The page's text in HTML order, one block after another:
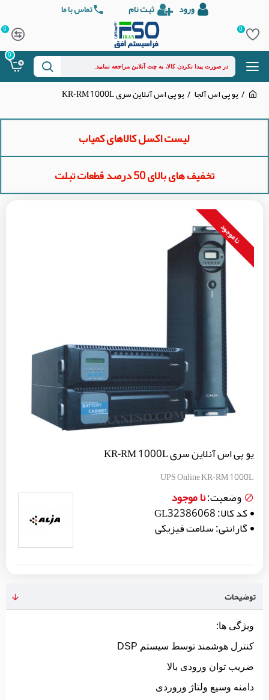
ورود ثبت نام تماس با ما
0
0
0
یو پی اس آلجا یو پی اس آنلاین سری KR-RM 1000L
لیست اکسل کالاهای کمیاب
تخفیف های بالای 50 درصد قطعات تبلت
نا موجود
یو پی اس آنلاین سری KR-RM 1000L
UPS Online KR-RM 1000L
وضعیت:نا موجود
کد کالا:GL32386068
گارانتی:سلامت فیزیکی
توضیحات
ویژگی ها:
کنترل هوشمند توسط سیستم DSP
ضریب توان ورودی بالا
دامنه وسیع ولتاژ وروردی